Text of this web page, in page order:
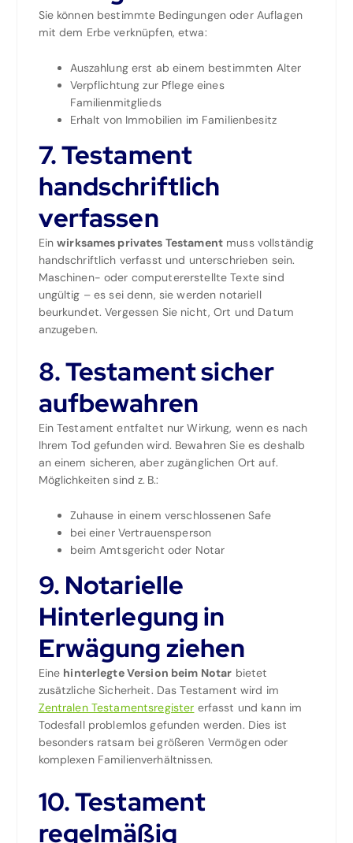
Sie können bestimmte Bedingungen oder Auflagen
mit dem Erbe verknüpfen, etwa:
Auszahlung erst ab einem bestimmten Alter
Verpflichtung zur Pflege eines
Familienmitglieds
Erhalt von Immobilien im Familienbesitz
7. Testament
handschriftlich
verfassen
Einwirksames privates Testament muss vollständig
handschriftlich verfasst und unterschrieben sein.
Maschinen- oder computererstellte Texte sind
ungültig – es sei denn, sie werden notariell
beurkundet. Vergessen Sie nicht, Ort und Datum
anzugeben.
8. Testament sicher
aufbewahren
Ein Testament entfaltet nur Wirkung, wenn es nach
Ihrem Tod gefunden wird. Bewahren Sie es deshalb
an einem sicheren, aber zugänglichen Ort auf.
Möglichkeiten sind z. B.:
Zuhause in einem verschlossenen Safe
bei einer Vertrauensperson
beim Amtsgericht oder Notar
9. Notarielle
Hinterlegung in
Erwägung ziehen
Eine hinterlegte Version beim Notar bietet
zusätzliche Sicherheit. Das Testament wird im
Zentralen Testamentsregister erfasst und kann im
Todesfall problemlos gefunden werden. Dies ist
besonders ratsam bei größeren Vermögen oder
komplexen Familienverhältnissen.
10. Testament
regelmäßig